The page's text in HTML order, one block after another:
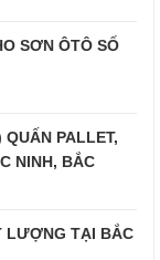
SƠN ÔTÔ SỐ
QUẤN PALLET,
NINH, BẮC
LƯỢNG TẠI BẮC